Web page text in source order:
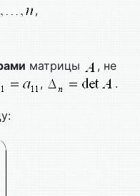
,
матрицы
, не
, .